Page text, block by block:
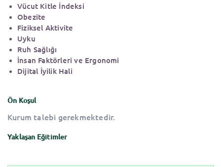
Vücut Kitle İndeksi
Obezite
Fiziksel Aktivite
Uyku
Ruh Sağlığı
İnsan Faktörleri ve Ergonomi
Dijital İyilik Hali
Ön Koşul
Kurum talebi gerekmektedir.
Yaklaşan Eğitimler